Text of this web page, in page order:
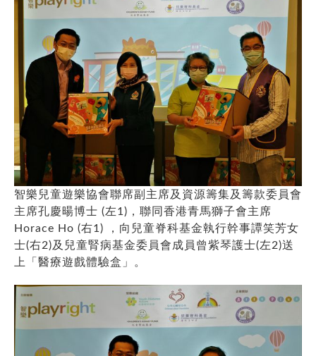
智樂兒童遊樂協會聯席副主席及資源籌集及籌款委員會
主席孔慶暘博士 (左1)，聯同香港青馬獅子會主席
Horace Ho (右1) ，向兒童脊科基金執行幹事譚笑芳女
士(右2)及兒童腎病基金委員會成員曾紫琴護士(左2)送
上「醫療遊戲體驗盒」。